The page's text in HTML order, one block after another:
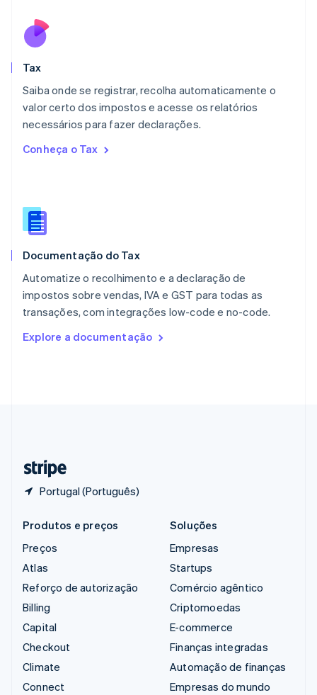
Tax
Saiba onde se registrar, recolha automaticamente o
valor certo dos impostos e acesse os relatórios
necessários para fazer declarações.
Conheça o Tax
Documentação do Tax
Automatize o recolhimento e a declaração de
impostos sobre vendas, IVA e GST para todas as
transações, com integrações low-code e no-code.
Explore a documentação
Portugal (Português)
English
Malta
Noruega
English
Nova Zelândia
Países Baixos
Portugal
Português
English简体中文
Reino Unido
República Tcheca
English
English
Produtos e preços
Preços
Atlas
Reforço de autorização
Billing
Capital
Checkout
Climate
Connect
Soluções
Empresas
Startups
Comércio agêntico
Criptomoedas
E-commerce
Finanças integradas
Automação de finanças
Empresas do mundo